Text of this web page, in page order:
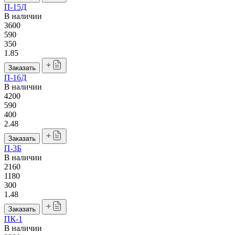
П-15Д
В наличии
3600
590
350
1.85
Заказать
П-16Д
В наличии
4200
590
400
2.48
Заказать
П-3Б
В наличии
2160
1180
300
1.48
Заказать
ПК-1
В наличии